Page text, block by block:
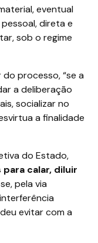
eventual
direta e
sob o regime
processo, “se a
a deliberação
socializar no
a finalidade
do Estado,
calar, diluir
pela via
evitar com a